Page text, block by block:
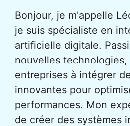
Bonjour, je m'appelle
je suis spécialiste en
artificielle digitale.
nouvelles technologies,
entreprises à intégrer
innovantes pour
performances. Mon
de créer des systèmes